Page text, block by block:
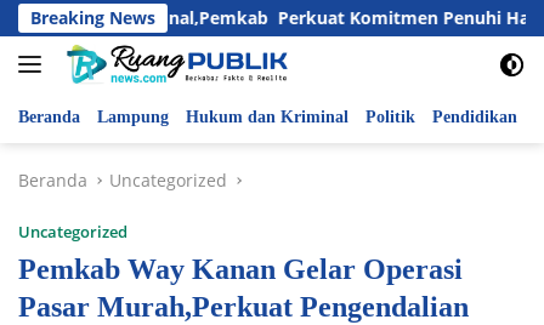
Langsung
ke
konten
Breaking News
Nasional,Pemkab Perkuat Komitmen Penuhi Hak dan
Beranda Lampung Hukum dan Kriminal Politik Pendidikan
Beranda Uncategorized
Uncategorized
Pemkab Way Kanan Gelar Operasi
Pasar Murah,Perkuat Pengendalian